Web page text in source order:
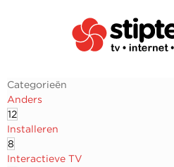
Categorieën
Anders
12
Installeren
8
Interactieve TV